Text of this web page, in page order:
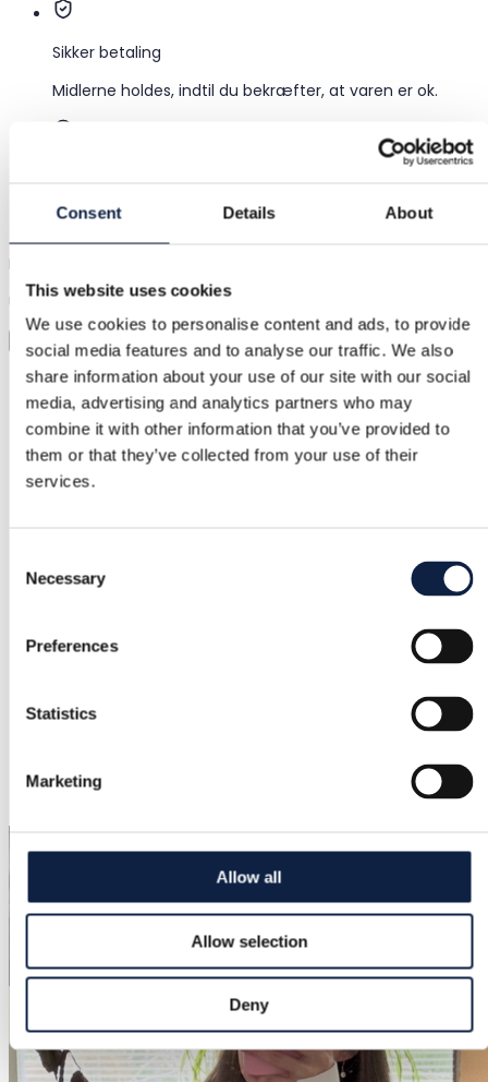
Consent Details About
This website uses cookies
We use cookies to personalise content and ads, to provide
social media features and to analyse our traffic. We also
share information about your use of our site with our social
media, advertising and analytics partners who may
combine it with other information that you’ve provided to
them or that they’ve collected from your use of their
services.
Selection
Necessary
Preferences
Statistics
Marketing
Allow all
Allow selection
Deny
Sikker betaling
Midlerne holdes, indtil du bekræfter, at varen er ok.
Hurtig hjælp, når du har brug for det
Prøv det før du køber det
Upload bare et billede og prøv det hele på
Virtuel prøvning
Kategori
Kvinder / Tilbehør/ Øreringe
Mærke
Glitter
Ny med mærker
Hvid, Sølv
23.8.2025